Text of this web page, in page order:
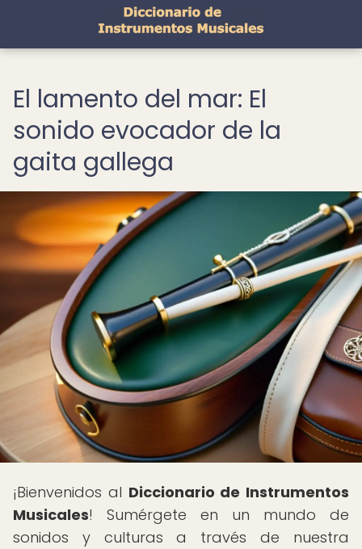
El lamento del mar: El
sonido evocador de la
gaita gallega
¡Bienvenidos al Diccionario de Instrumentos
Musicales! Sumérgete en un mundo de
sonidos y culturas a través de nuestra